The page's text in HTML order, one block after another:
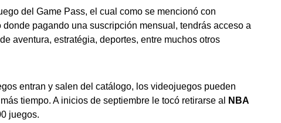
del Game Pass, el cual como se mencionó con
pagando una suscripción mensual, tendrás acceso a
aventura, estratégia, deportes, entre muchos otros
entran y salen del catálogo, los videojuegos pueden
tiempo. A inicios de septiembre le tocó retirarse al
NBA
juegos.